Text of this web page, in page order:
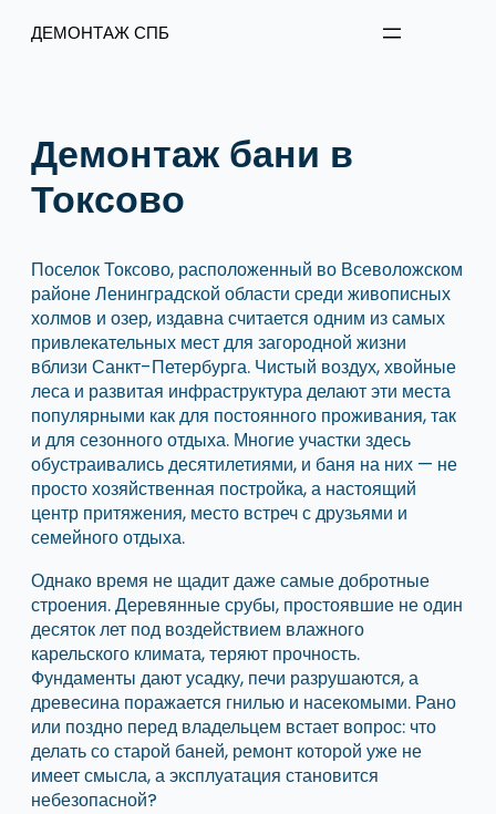
ДЕМОНТАЖ СПБ
Демонтаж бани в
Токсово
Поселок Токсово, расположенный во Всеволожском
районе Ленинградской области среди живописных
холмов и озер, издавна считается одним из самых
привлекательных мест для загородной жизни
вблизи Санкт-Петербурга. Чистый воздух, хвойные
леса и развитая инфраструктура делают эти места
популярными как для постоянного проживания, так
и для сезонного отдыха. Многие участки здесь
обустраивались десятилетиями, и баня на них — не
просто хозяйственная постройка, а настоящий
центр притяжения, место встреч с друзьями и
семейного отдыха.
Однако время не щадит даже самые добротные
строения. Деревянные срубы, простоявшие не один
десяток лет под воздействием влажного
карельского климата, теряют прочность.
Фундаменты дают усадку, печи разрушаются, а
древесина поражается гнилью и насекомыми. Рано
или поздно перед владельцем встает вопрос: что
делать со старой баней, ремонт которой уже не
имеет смысла, а эксплуатация становится
небезопасной?